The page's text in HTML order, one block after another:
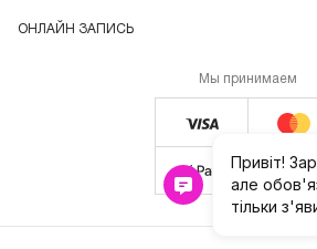
ОНЛАЙН ЗАПИСЬ
Мы принимаем